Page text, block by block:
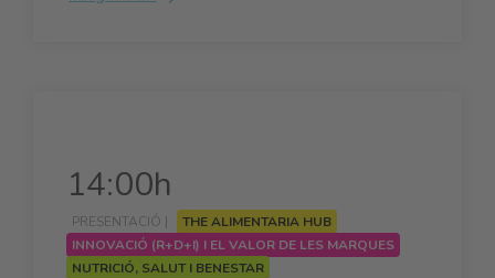
14:00h
PRESENTACIÓ |
THE ALIMENTARIA HUB
INNOVACIÓ (R+D+I) I EL VALOR DE LES MARQUES
NUTRICIÓ, SALUT I BENESTAR